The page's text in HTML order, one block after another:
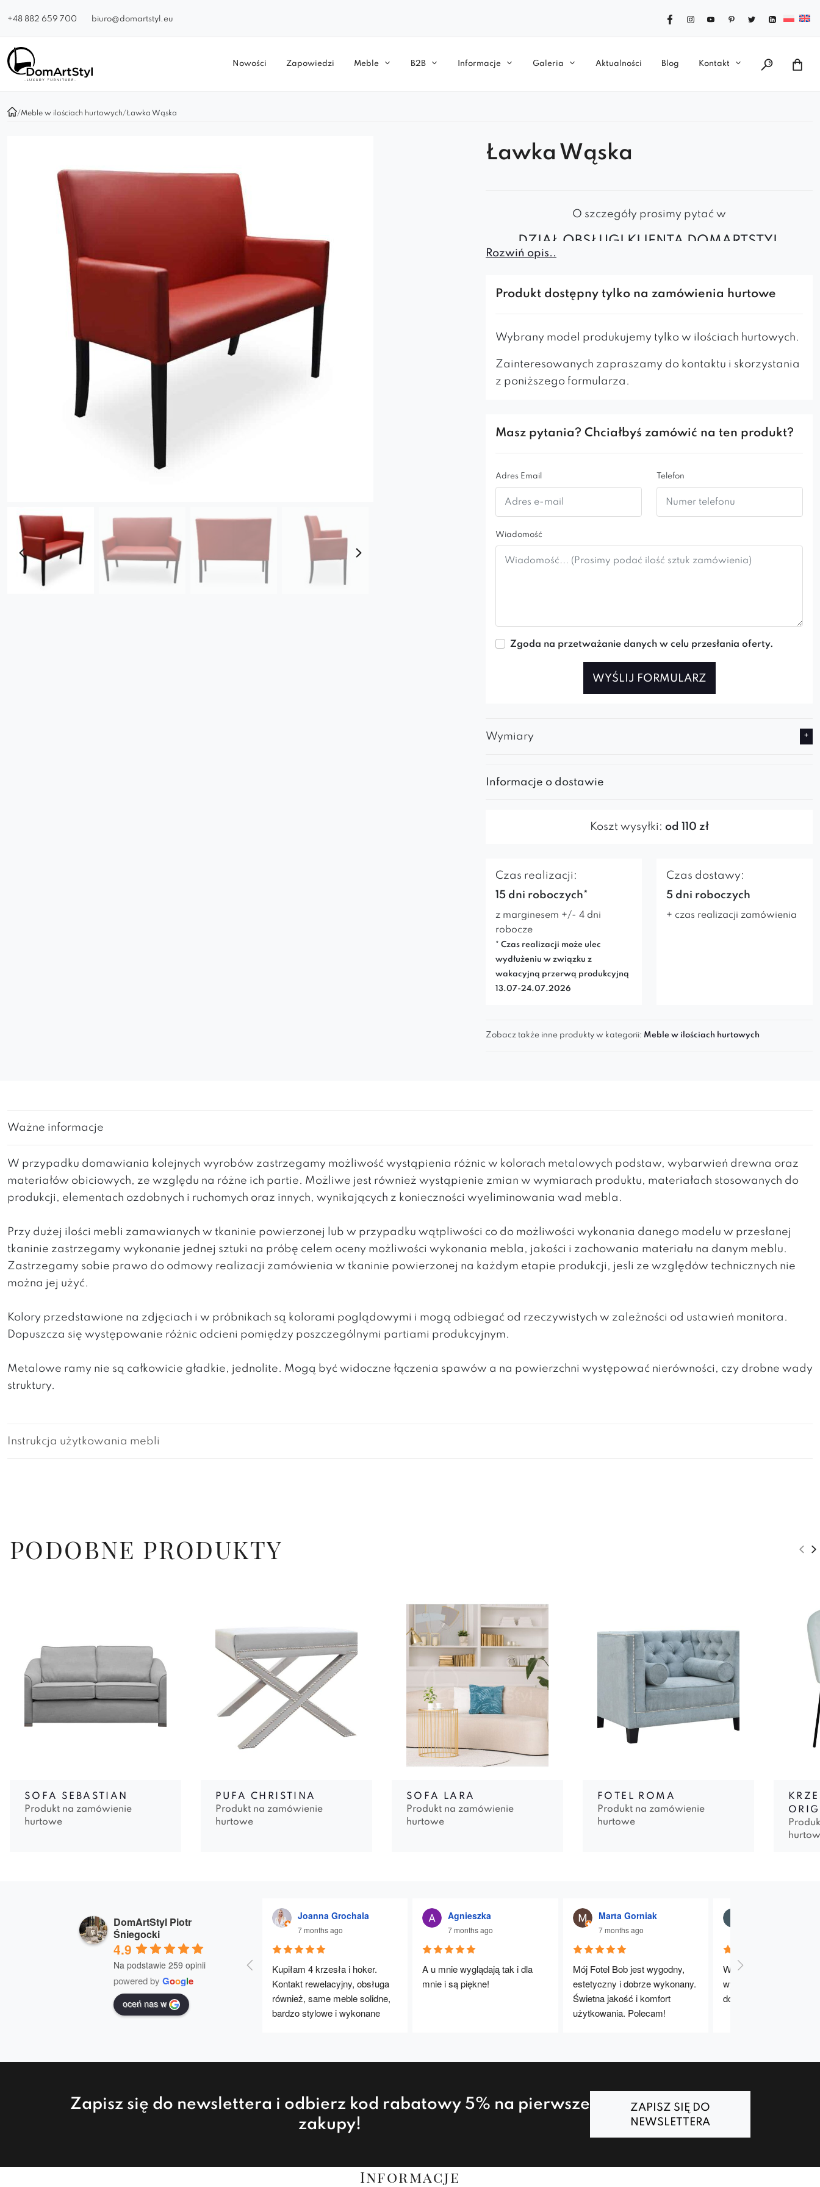
+48 882 659 700 biuro@domartstyl.eu
Nowości Zapowiedzi Meble B2B Informacje Galeria Aktualności Blog Kontakt
/Meble w ilościach hurtowych/Ławka Wąska
Ławka Wąska
O szczegóły prosimy pytać w
DZIAŁ OBSŁUGI KLIENTA DOMARTSTYL
restauracjach, hotelach, salonach czy miejscach spa. Jest
Możliwość wykonania bez podłokietników.
Rozwiń opis..
Produkt dostępny tylko na zamówienia hurtowe
Wybrany model produkujemy tylko w ilościach hurtowych.
Zainteresowanych zapraszamy do kontaktu i skorzystania
z poniższego formularza.
Masz pytania? Chciałbyś zamówić na ten produkt?
Adres Email Telefon
Wiadomość
Zgoda na przetważanie danych w celu przesłania oferty.
WYŚLIJ FORMULARZ
Wymiary
Informacje o dostawie
Koszt wysyłki: od 110 zł
Czas realizacji:
15 dni roboczych*
z marginesem +/- 4 dni
robocze
* Czas realizacji może ulec
wydłużeniu w związku z
wakacyjną przerwą produkcyjną
13.07-24.07.2026
Czas dostawy:
5 dni roboczych
+ czas realizacji zamówienia
Zobacz także inne produkty w kategorii: Meble w ilościach hurtowych
Ważne informacje
W przypadku domawiania kolejnych wyrobów zastrzegamy możliwość wystąpienia różnic w kolorach metalowych podstaw, wybarwień drewna oraz
materiałów obiciowych, ze względu na różne ich partie. Możliwe jest również wystąpienie zmian w wymiarach produktu, materiałach stosowanych do
produkcji, elementach ozdobnych i ruchomych oraz innych, wynikających z konieczności wyeliminowania wad mebla.
Przy dużej ilości mebli zamawianych w tkaninie powierzonej lub w przypadku wątpliwości co do możliwości wykonania danego modelu w przesłanej
tkaninie zastrzegamy wykonanie jednej sztuki na próbę celem oceny możliwości wykonania mebla, jakości i zachowania materiału na danym meblu.
Zastrzegamy sobie prawo do odmowy realizacji zamówienia w tkaninie powierzonej na każdym etapie produkcji, jesli ze względów technicznych nie
można jej użyć.
Kolory przedstawione na zdjęciach i w próbnikach są kolorami poglądowymi i mogą odbiegać od rzeczywistych w zależności od ustawień monitora.
Dopuszcza się występowanie różnic odcieni pomiędzy poszczególnymi partiami produkcyjnym.
Metalowe ramy nie są całkowicie gładkie, jednolite. Mogą być widoczne łączenia spawów a na powierzchni występować nierówności, czy drobne wady
struktury.
Instrukcja użytkowania mebli
PODOBNE PRODUKTY
SOFA SEBASTIAN
Produkt na zamówienie
hurtowe
PUFA CHRISTINA
Produkt na zamówienie
hurtowe
SOFA LARA
Produkt na zamówienie
hurtowe
FOTEL ROMA
Produkt na zamówienie
hurtowe
DomArtStyl Piotr
Śniegocki
4.9
Na podstawie 259 opinii
powered by Google
oceń nas w
Joanna Grochala
7 months ago
Kupiłam 4 krzesła i hoker.
Kontakt rewelacyjny, obsługa
również, same meble solidne,
bardzo stylowe i wykonane
Agnieszka
7 months ago
A u mnie wyglądają tak i dla
mnie i są piękne!
Marta Gorniak
7 months ago
Mój Fotel Bob jest wygodny,
estetyczny i dobrze wykonany.
Świetna jakość i komfort
użytkowania. Polecam!
Wygodne, stabilne i
wykonane krzesła.
dobry wybór – polecam!
Zapisz się do newslettera i odbierz kod rabatowy 5% na pierwsze
zakupy!
ZAPISZ SIĘ DO
NEWSLETTERA
Informacje